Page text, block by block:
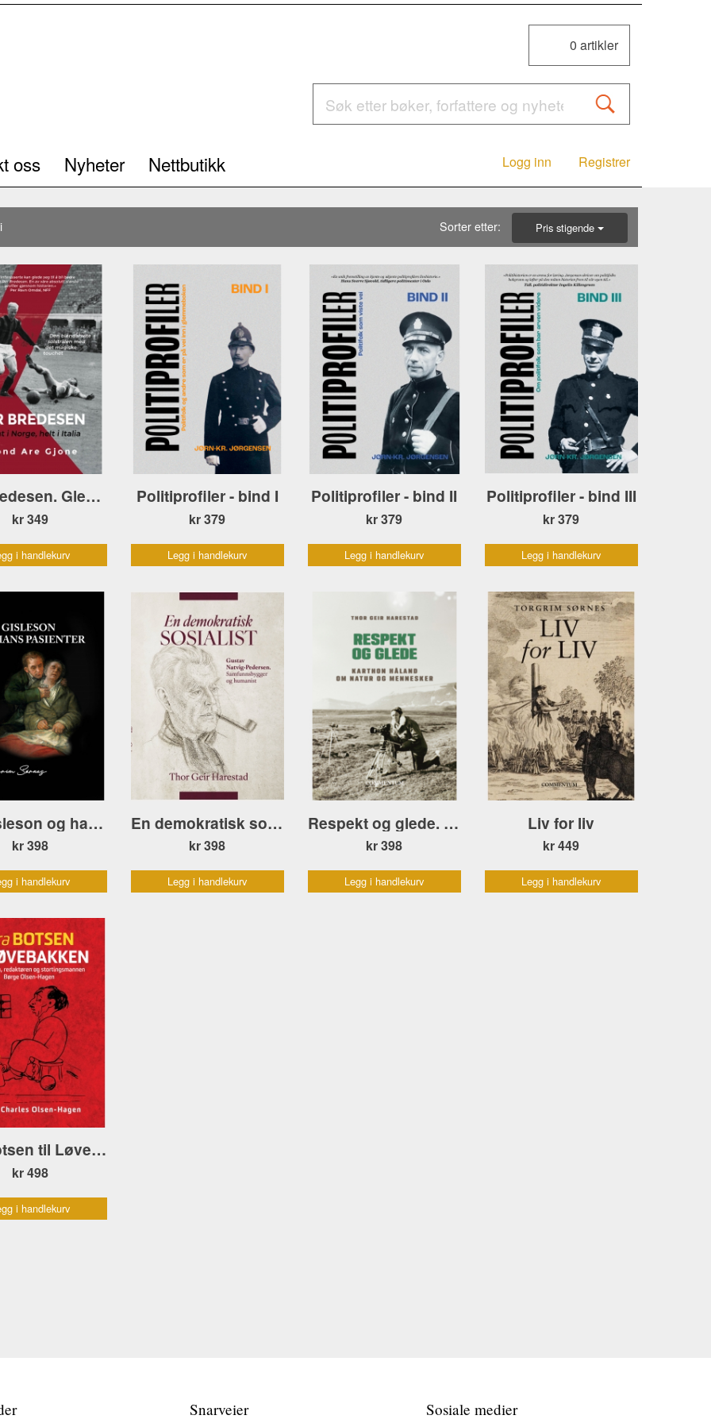
0 artikler
oss Nyheter Nettbutikk Logg inn Registrer
Sorter etter: Pris stigende
Per Bredesen. Glemt i Norge, helt i Italia
kr 349
i handlekurv
Politiprofiler - bind I
kr 379
Legg i handlekurv
Politiprofiler - bind II
kr 379
Legg i handlekurv
Politiprofiler - bind III
kr 379
Legg i handlekurv
Dr. Gisleson og hans pasienter
kr 398
i handlekurv
En demokratisk sosialist. Gustav Natvig-Pedersen
kr 398
Legg i handlekurv
Respekt og glede. Karthon Håland om natur og mennesker
kr 398
Legg i handlekurv
Liv for liv
kr 449
Legg i handlekurv
Fra Botsen til Løvebakken
kr 498
i handlekurv
Snarveier Sosiale medier